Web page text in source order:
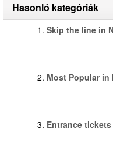
Hasonló kategóriák
1. Skip the line in
2. Most Popular in
3. Entrance